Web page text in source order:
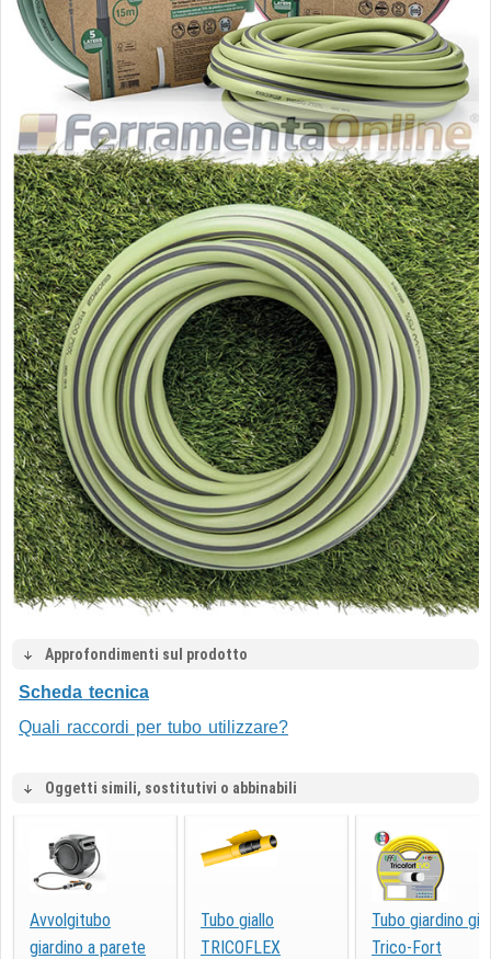
Approfondimenti sul prodotto
Scheda tecnica
Quali raccordi per tubo utilizzare?
Oggetti simili, sostitutivi o abbinabili
Avvolgitubo
giardino a parete
Tubo giallo
TRICOFLEX
Tubo giardino
Trico-Fort